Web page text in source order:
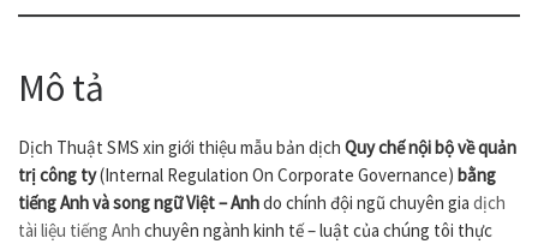
Mô tả
Dịch Thuật SMS xin giới thiệu mẫu bản dịch Quy chế nội bộ về quản
trị công ty(Internal Regulation On Corporate Governance) bằng
tiếng Anh vàsong ngữ Việt – Anhdo chính đội ngũ chuyên gia dịch
tài liệu tiếng Anh chuyên ngành kinh tế – luật của chúng tôi thực